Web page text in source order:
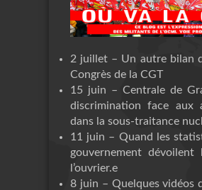
2 juillet – Un autre bilan
Congrès de la CGT
15 juin – Centrale de
discrimination face aux
dans la sous-traitance
11 juin – Quand les
gouvernement dévoilent
l’ouvrier.e
8 juin – Quelques vidéos